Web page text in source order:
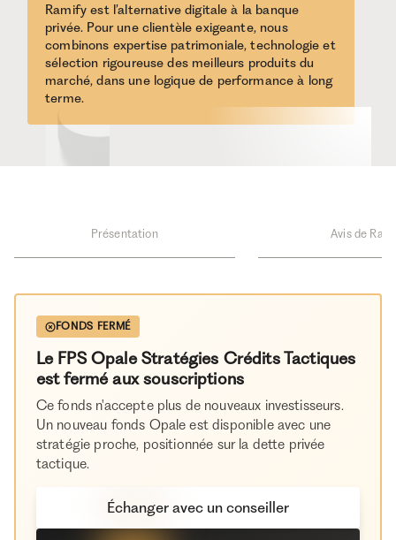
Ramify est l’alternative digitale à la banque
privée. Pour une clientèle exigeante, nous
combinons expertise patrimoniale, technologie et
sélection rigoureuse des meilleurs produits du
marché, dans une logique de performance à long
terme.
Présentation Avis de
FONDS FERMÉ
Le FPS Opale Stratégies Crédits Tactiques
est fermé aux souscriptions
Ce fonds n'accepte plus de nouveaux investisseurs.
Un nouveau fonds Opale est disponible avec une
stratégie proche, positionnée sur la dette privée
tactique.
Échanger avec un conseiller